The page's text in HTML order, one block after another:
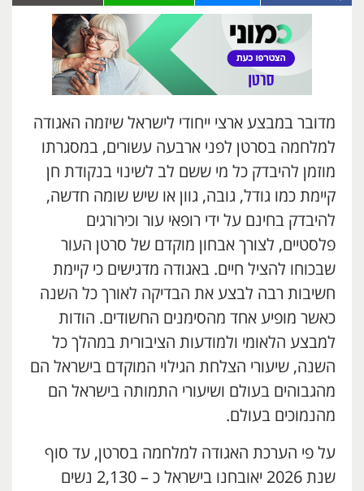
מדובר במבצע ארצי ייחודי לישראל שיזמה האגודה
למלחמה בסרטן לפני ארבעה עשורים, במסגרתו
מוזמן להיבדק כל מי ששם לב לשינוי בנקודת חן
קיימת כמו גודל, גובה, גוון או שיש שומה חדשה,
להיבדק בחינם על ידי רופאי עור וכירורגים
פלסטיים, לצורך אבחון מוקדם של סרטן העור
שבכוחו להציל חיים. באגודה מדגישים כי קיימת
חשיבות רבה לבצע את הבדיקה לאורך כל השנה
כאשר מופיע אחד מהסימנים החשודים. הודות
למבצע הלאומי ולמודעות הציבורית במהלך כל
השנה, שיעורי הצלחת הגילוי המוקדם בישראל הם
מהגבוהים בעולם ושיעורי התמותה בישראל הם
מהנמוכים בעולם.
על פי הערכת האגודה למלחמה בסרטן, עד סוף
שנת 2026 יאובחנו בישראל כ – 2,130 נשים